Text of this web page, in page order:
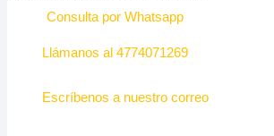
Consulta por Whatsapp
Llámanos al 4774071269
Escríbenos a nuestro correo